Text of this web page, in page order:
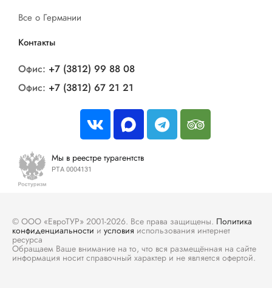
Все о Германии
Контакты
Офис: +7 (3812) 99 88 08
Офис: +7 (3812) 67 21 21
Мы в реестре турагентств
РТА 0004131
© ООО «ЕвроТУР» 2001-2026. Все права защищены. Политика
конфиденциальности и условия использования интернет
ресурса
Обращаем Ваше внимание на то, что вся размещённая на сайте
информация носит справочный характер и не является офертой.